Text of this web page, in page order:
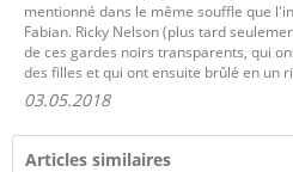
mentionné dans le même souffle que
Fabian. Ricky Nelson (plus tard
de ces gardes noirs transparents, qui
des filles et qui ont ensuite brûlé en un
03.05.2018
Articles similaires